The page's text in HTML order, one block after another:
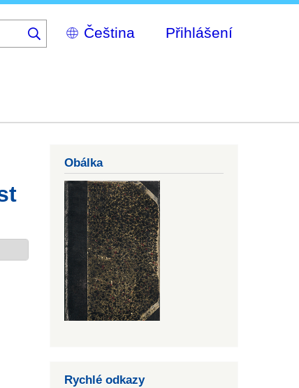
Select
your
Přihlášení
Obálka
Rychlé odkazy